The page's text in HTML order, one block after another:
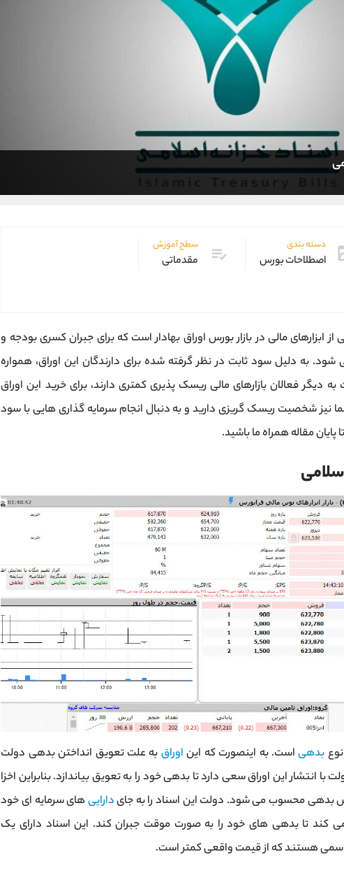
دسته بندی
اصطلاحات بورس
سطح آموزش
مقدماتی
از ابزارهای مالی در بازار بورس اوراق بهادار است که برای جبران کسری بودجه و
به دلیل سود ثابت در نظر گرفته شده برای دارندگان این اوراق، همواره
دیگر فعالان بازارهای مالی ریسک پذیری کمتری دارند، برای خرید این اوراق
نیز شخصیت ریسک گریزی دارید و به دنبال انجام سرمایه گذاری هایی با سود
مقاله همراه ما باشید.
نوع بدهیاست. به اینصورت که این اوراق به علت تعویق انداختن بدهی دولت
انتشار این اوراق سعی دارد تا بدهی خود را به تعویق بیاندازد. بنابراین اخزا
بدهی محسوب می شود. دولت این اسناد را به جایداراییهای سرمایه ای خود
کند تا بدهی های خود را به صورت موقت جبران کند. این اسناد دارای یک
هستند که از قیمت واقعی کمتر است.